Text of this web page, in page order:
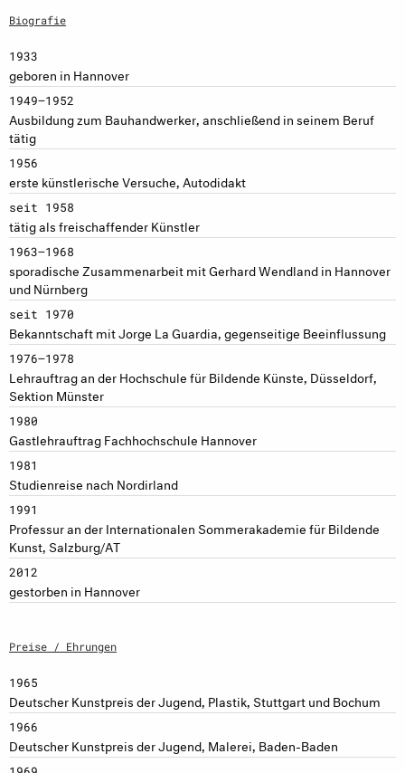
Biografie
1933
geboren in Hannover
1949–1952
Ausbildung zum Bauhandwerker, anschließend in seinem Beruf
tätig
1956
erste künstlerische Versuche, Autodidakt
seit 1958
tätig als freischaffender Künstler
1963–1968
sporadische Zusammenarbeit mit Gerhard Wendland in Hannover
und Nürnberg
seit 1970
Bekanntschaft mit Jorge La Guardia, gegenseitige Beeinflussung
1976–1978
Lehrauftrag an der Hochschule für Bildende Künste, Düsseldorf,
Sektion Münster
1980
Gastlehrauftrag Fachhochschule Hannover
1981
Studienreise nach Nordirland
1991
Professur an der Internationalen Sommerakademie für Bildende
Kunst, Salzburg/AT
2012
gestorben in Hannover
Preise / Ehrungen
1965
Deutscher Kunstpreis der Jugend, Plastik, Stuttgart und Bochum
1966
Deutscher Kunstpreis der Jugend, Malerei, Baden-Baden